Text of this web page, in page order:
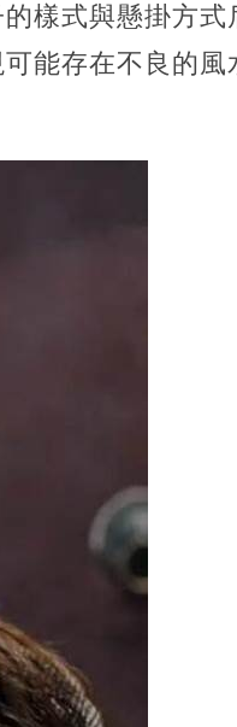
樣式與懸掛方式
能存在不良的風